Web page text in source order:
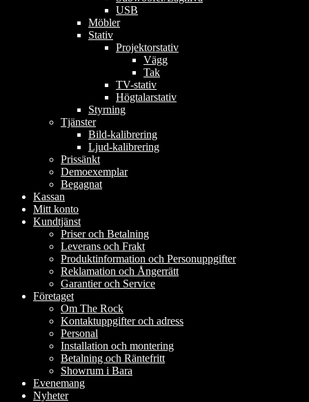
USB
Möbler
Stativ
Projektorstativ
Vägg
Tak
TV-stativ
Högtalarstativ
Styrning
Tjänster
Bild-kalibrering
Ljud-kalibrering
Prissänkt
Demoexemplar
Begagnat
Kassan
Mitt konto
Kundtjänst
Priser och Betalning
Leverans och Frakt
Produktinformation och Personuppgifter
Reklamation och Ångerrätt
Garantier och Service
Företaget
Om The Rock
Kontaktuppgifter och adress
Personal
Installation och montering
Betalning och Räntefritt
Showrum i Bara
Evenemang
Nyheter